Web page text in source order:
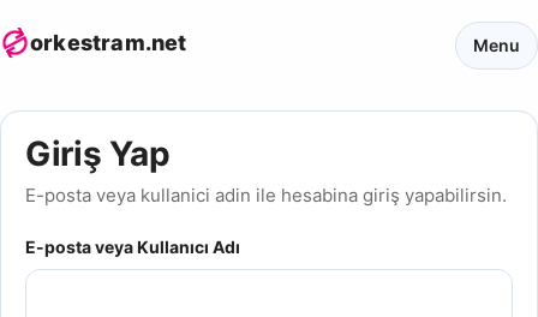
orkestram.net Menu
Giriş Yap
E-posta veya kullanici adin ile hesabina giriş yapabilirsin.
E-posta veya Kullanıcı Adı